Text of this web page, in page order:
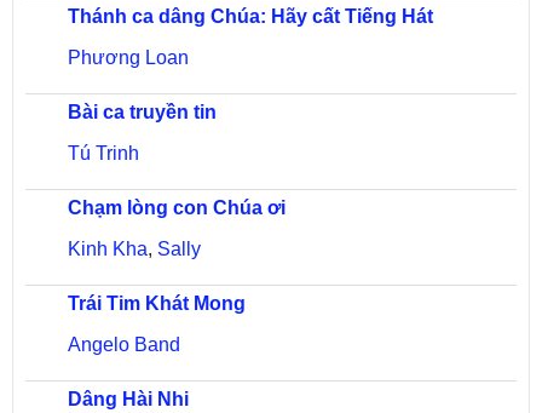
Thánh ca dâng Chúa: Hãy cất Tiếng Hát
Phương Loan
Bài ca truyền tin
Tú Trinh
Chạm lòng con Chúa ơi
Kinh Kha, Sally
Trái Tim Khát Mong
Angelo Band
Dâng Hài Nhi